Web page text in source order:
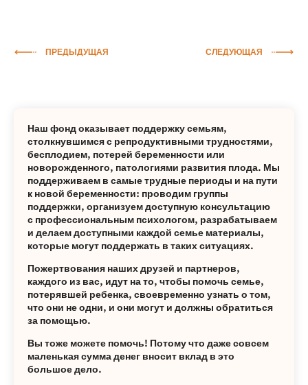
ПРЕДЫДУЩАЯ СЛЕДУЮЩАЯ
Наш фонд оказывает поддержку семьям,
столкнувшимся с репродуктивными трудностями,
бесплодием, потерей беременности или
новорожденного, патологиями развития плода. Мы
поддерживаем в самые трудные периоды и на пути
к новой беременности: проводим группы
поддержки, организуем доступную консультацию
с профессиональным психологом, разрабатываем
и делаем доступными каждой семье материалы,
которые могут поддержать в таких ситуациях.
Пожертвования наших друзей и партнеров,
каждого из вас, идут на то, чтобы помочь семье,
потерявшей ребенка, своевременно узнать о том,
что они не одни, и они могут и должны обратиться
за помощью.
Вы тоже можете помочь! Потому что даже совсем
маленькая сумма денег вносит вклад в это
большое дело.